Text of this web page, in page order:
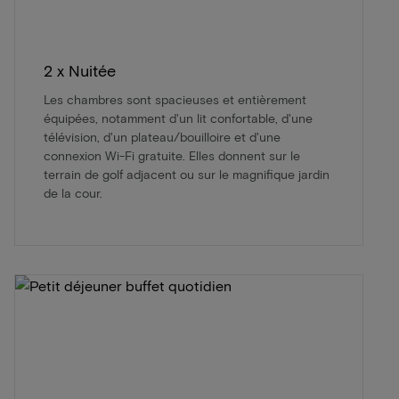
2 x Nuitée
Les chambres sont spacieuses et entièrement
équipées, notamment d'un lit confortable, d'une
télévision, d'un plateau/bouilloire et d'une
connexion Wi-Fi gratuite. Elles donnent sur le
terrain de golf adjacent ou sur le magnifique jardin
de la cour.